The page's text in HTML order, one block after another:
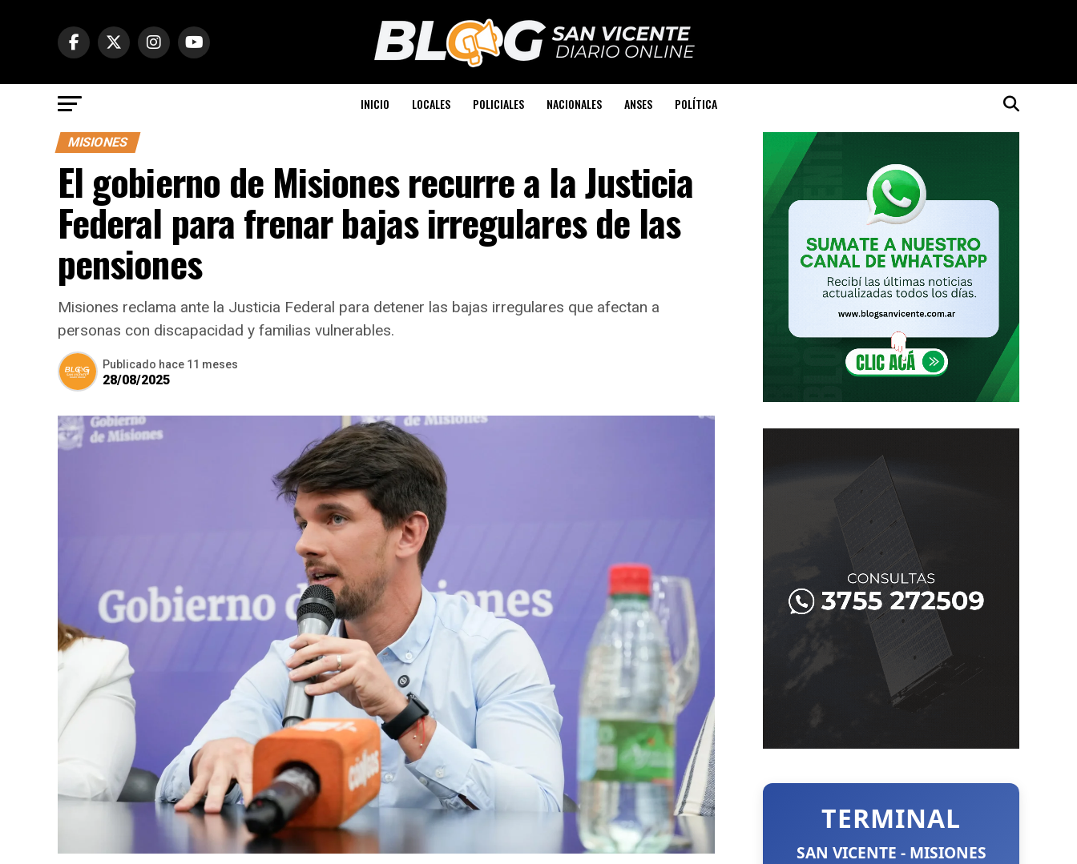
INICIO LOCALES POLICIALES NACIONALES ANSES POLÍTICA
MISIONES
El gobierno de Misiones recurre a la Justicia
Federal para frenar bajas irregulares de las
pensiones
Misiones reclama ante la Justicia Federal para detener las bajas irregulares que afectan a
personas con discapacidad y familias vulnerables.
Publicado hace 11 meses
28/08/2025
TERMINAL
SAN VICENTE - MISIONES